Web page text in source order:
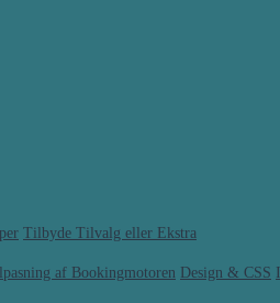
Tilbyde Tilvalg eller Ekstra
af Bookingmotoren Design & CSS